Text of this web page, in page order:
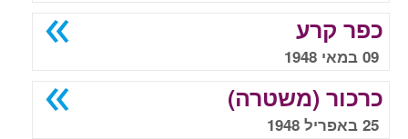
כפר קרע
09 במאי 1948
כרכור (משטרה)
25 באפריל 1948